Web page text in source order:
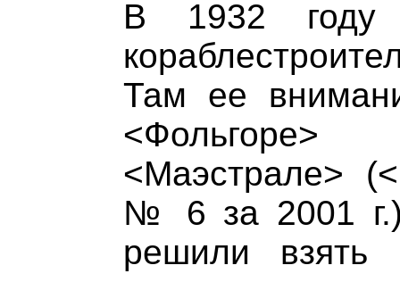
В 1932 году
Там ее
<Маэстрале>
№ 6 за 2001
решили взять